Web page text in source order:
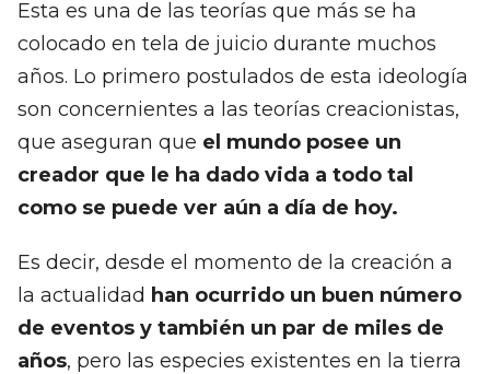
Esta es una de las teorías que más se ha
colocado en tela de juicio durante muchos
años. Lo primero postulados de esta ideología
son concernientes a las teorías creacionistas,
que aseguran que el mundo posee un
creador que le ha dado vida a todo tal
como se puede ver aún a día de hoy.
Es decir, desde el momento de la creación a
la actualidad han ocurrido un buen número
de eventos y también un par de miles de
años, pero las especies existentes en la tierra